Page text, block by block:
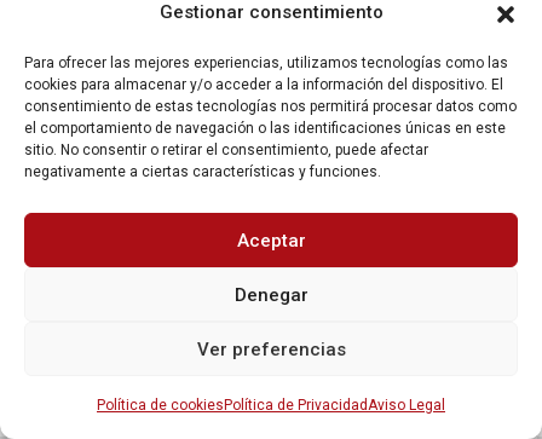
Gestionar consentimiento
Para ofrecer las mejores experiencias, utilizamos tecnologías como las
cookies para almacenar y/o acceder a la información del dispositivo. El
consentimiento de estas tecnologías nos permitirá procesar datos como
el comportamiento de navegación o las identificaciones únicas en este
sitio. No consentir o retirar el consentimiento, puede afectar
negativamente a ciertas características y funciones.
Aceptar
Denegar
Ver preferencias
Política de cookies Política de PrivacidadAviso Legal